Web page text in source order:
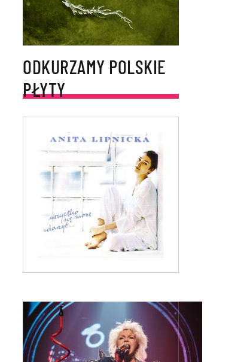
ODKURZAMY POLSKIE
PŁYTY